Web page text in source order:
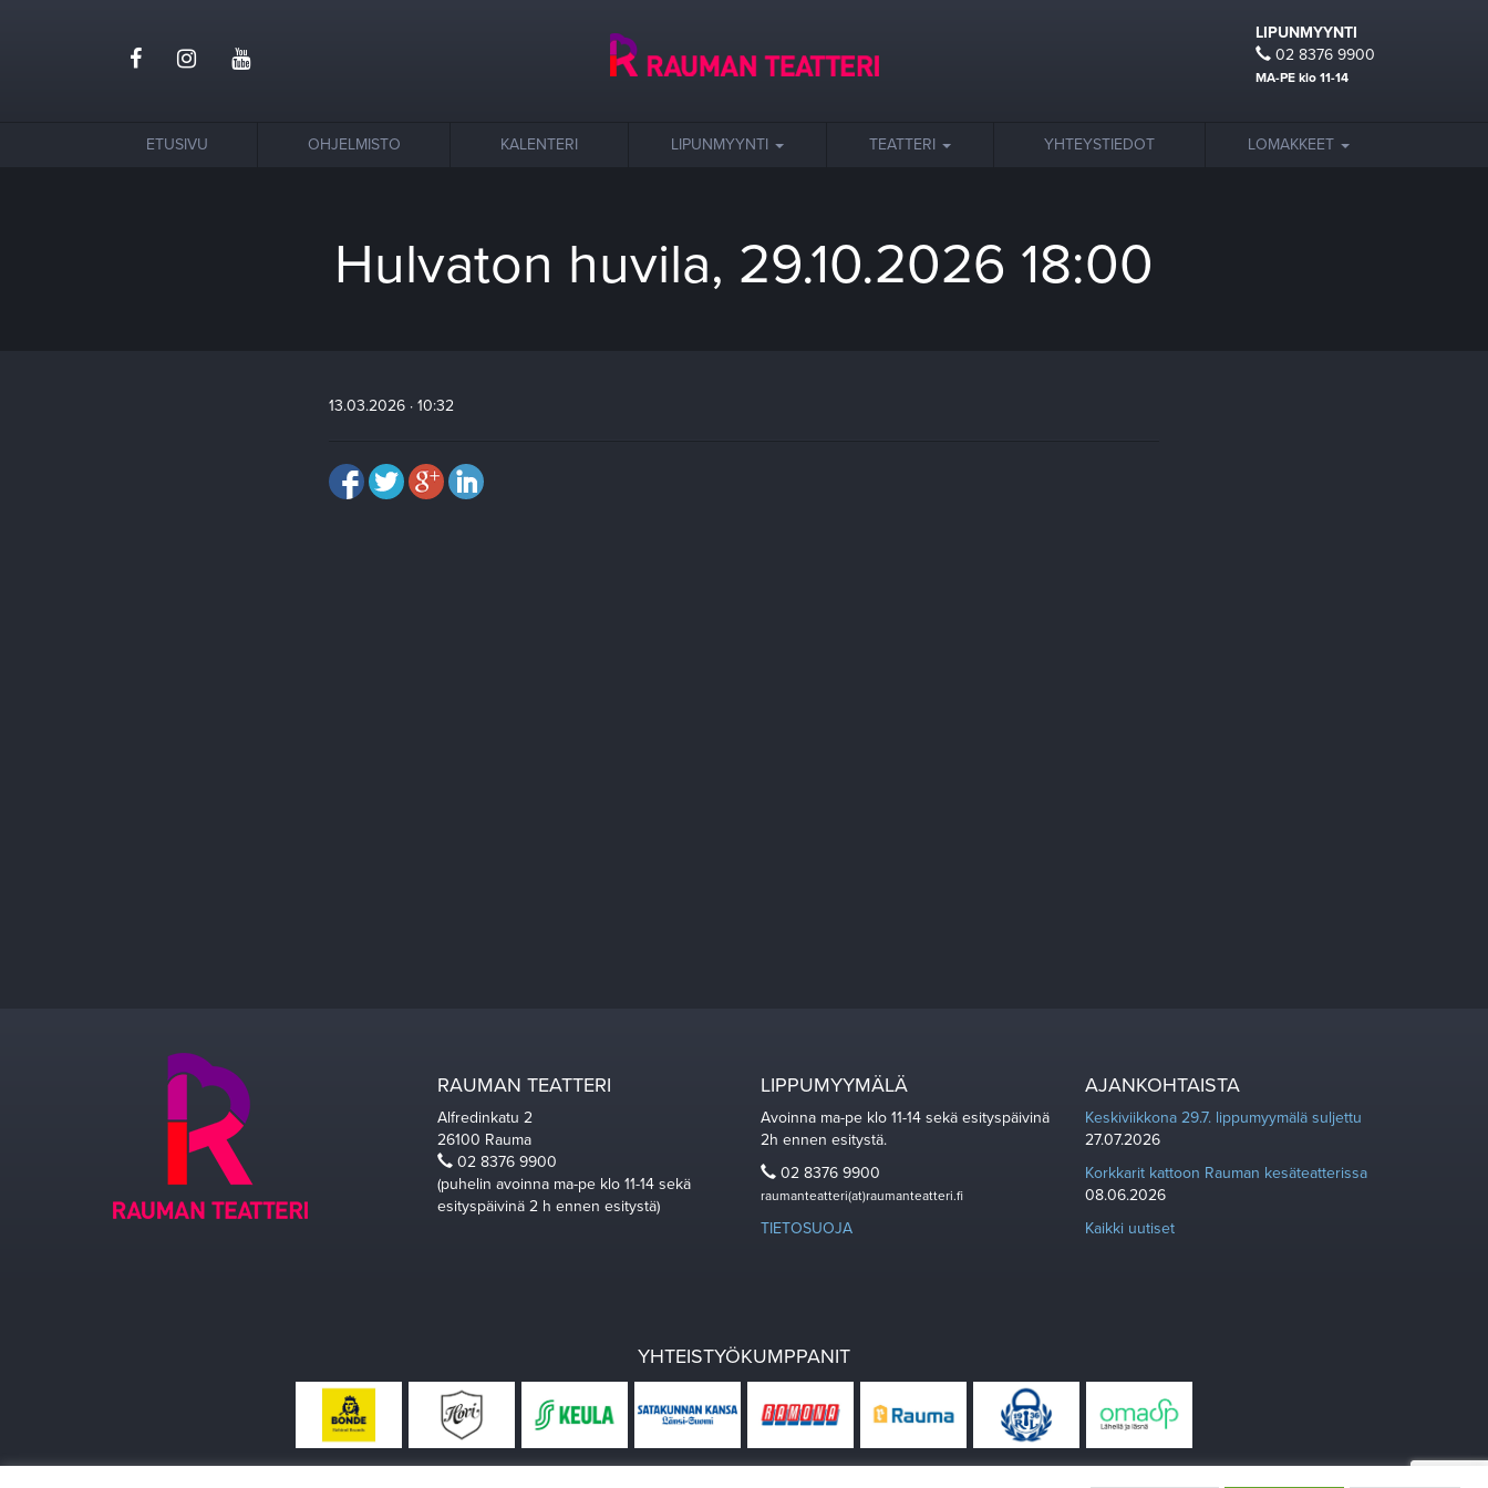
LIPUNMYYNTI
02 8376 9900
MA-PE klo 11-14
ETUSIVU OHJELMISTO KALENTERI LIPUNMYYNTI TEATTERI YHTEYSTIEDOT LOMAKKEET
Hulvaton huvila, 29.10.2026 18:00
13.03.2026 · 10:32
RAUMAN TEATTERI
Alfredinkatu 2
26100 Rauma
02 8376 9900
(puhelin avoinna ma-pe klo 11-14 sekä
esityspäivinä 2 h ennen esitystä)
LIPPUMYYMÄLÄ
Avoinna ma-pe klo 11-14 sekä esityspäivinä
2h ennen esitystä.
02 8376 9900
raumanteatteri(at)raumanteatteri.fi
TIETOSUOJA
AJANKOHTAISTA
Keskiviikkona 29.7. lippumyymälä suljettu
27.07.2026
Korkkarit kattoon Rauman kesäteatterissa
08.06.2026
Kaikki uutiset
YHTEISTYÖKUMPPANIT